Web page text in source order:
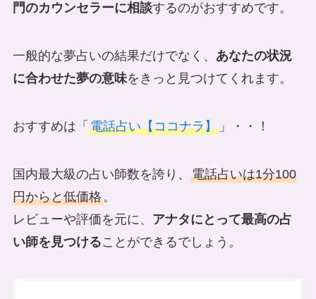
門のカウンセラーに相談するのがおすすめです。
一般的な夢占いの結果だけでなく、 あなたの状況
に合わせた夢の意味をきっと見つけてくれます。
おすすめは「 電話占い【ココナラ】」・・！
国内最大級の占い師数を誇り、 電話占いは1分100
円からと低価格。
レビューや評価を元に、 アナタにとって最高の占
い師を見つけることができるでしょう。